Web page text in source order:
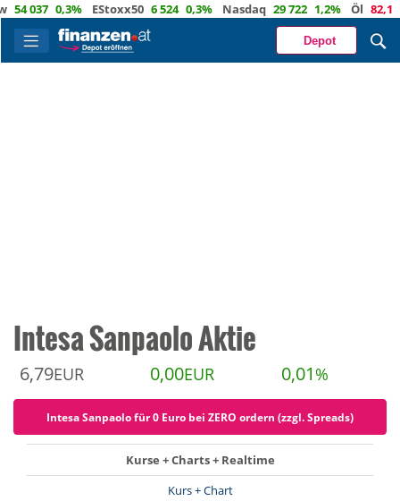
0,3% EStoxx50 6 524 0,3% Nasdaq 29 722 1,2% Öl 82,1 -0,5%
Depot
Intesa Sanpaolo Aktie
6,79EUR 0,00EUR 0,01 %
Intesa Sanpaolo für 0 Euro bei ZERO ordern (zzgl. Spreads)
Kurse + Charts + Realtime
Kurs + Chart